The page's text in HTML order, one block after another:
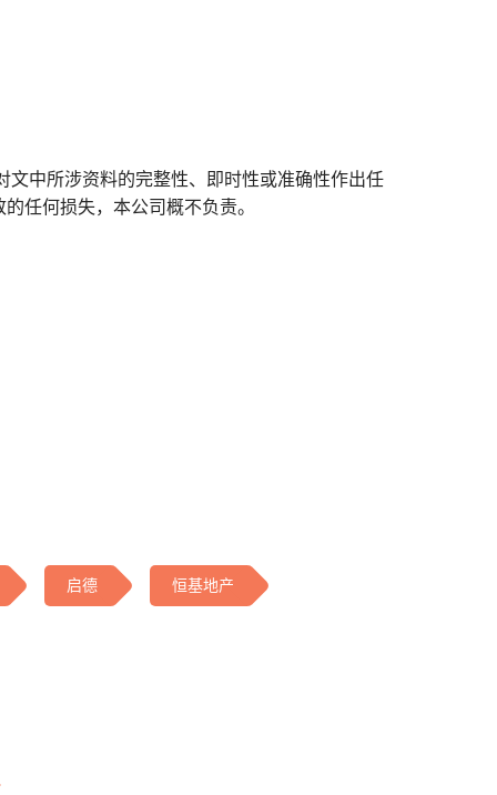
中所涉资料的完整性、即时性或准确性作出任
任何损失，本公司概不负责。
启德 恒基地产